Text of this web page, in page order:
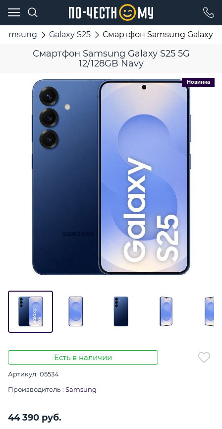
Galaxy S25 Смартфон Samsung Galaxy
Смартфон Samsung Galaxy S25 5G
12/128GB Navy
Новинка
Есть в наличии
Артикул: 05534
Производитель : Samsung
44 390 руб.